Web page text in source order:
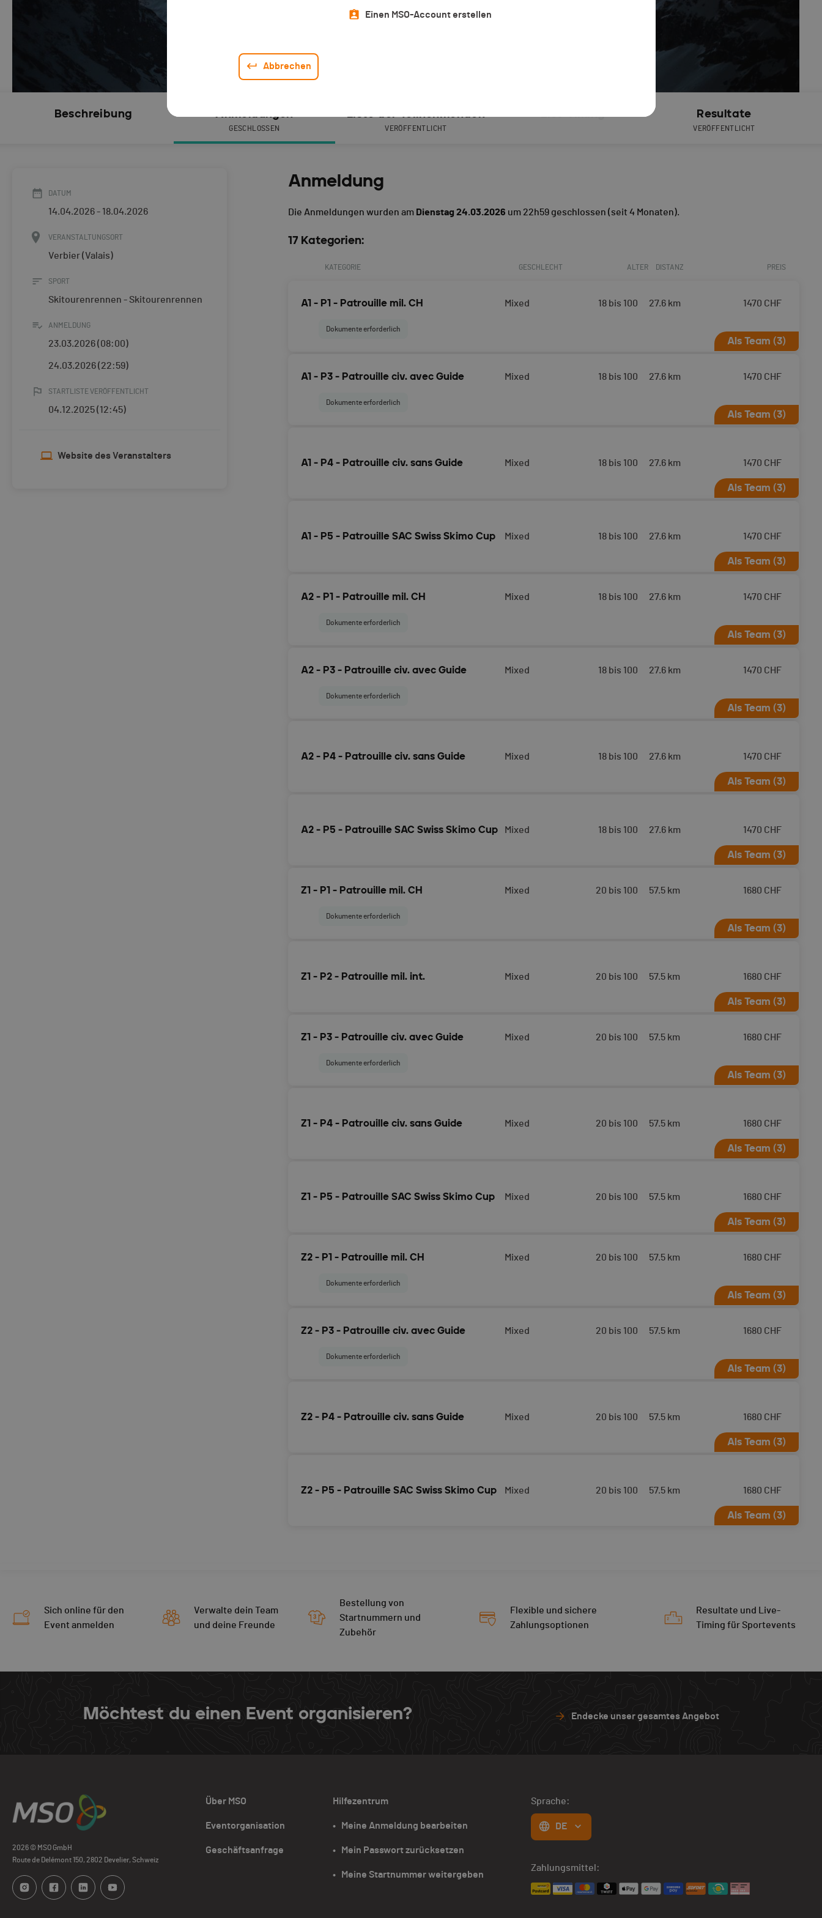
Einen MSO-Account erstellen
Abbrechen
Beschreibung Anmeldungen
GESCHLOSSEN
Liste der Teilnehmenden
VERÖFFENTLICHT
Live Timing Resultate
VERÖFFENTLICHT
DATUM
14.04.2026 - 18.04.2026
VERANSTALTUNGSORT
Verbier (Valais)
SPORT
Skitourenrennen - Skitourenrennen
ANMELDUNG
23.03.2026 (08:00)
24.03.2026 (22:59)
STARTLISTE VERÖFFENTLICHT
04.12.2025 (12:45)
Website des Veranstalters
Anmeldung
Die Anmeldungen wurden am Dienstag 24.03.2026 um 22h59 geschlossen (seit 4 Monaten).
17 Kategorien:
KATEGORIE GESCHLECHT ALTER DISTANZ PREIS
A1 - P1 - Patrouille mil. CH Mixed 18 bis 100 27.6 km 1470 CHF
Dokumente erforderlich
Als Team (3)
Anmeldung als Schweizer Militärpatrouille für das Rennen Arolla - Verbier mit geplantem
A1 - P3 - Patrouille civ. avec Guide Mixed 18 bis 100 27.6 km 1470 CHF
Dokumente erforderlich
Als Team (3)
Bergführer/in für das Rennen Arolla - Verbier mit geplantem Start am 15.04.2026
A1 - P4 - Patrouille civ. sans Guide Mixed 18 bis 100 27.6 km 1470 CHF
Als Team (3)
15.04.2026
A1 - P5 - Patrouille SAC Swiss Skimo Cup Mixed 18 bis 100 27.6 km 1470 CHF
Als Team (3)
Swiss Skimo Cup (cf. règlement)
A2 - P1 - Patrouille mil. CH Mixed 18 bis 100 27.6 km 1470 CHF
Dokumente erforderlich
Als Team (3)
Anmeldung als Schweizer Militärpatrouille für das Rennen Arolla - Verbier mit geplantem
A2 - P3 - Patrouille civ. avec Guide Mixed 18 bis 100 27.6 km 1470 CHF
Dokumente erforderlich
Als Team (3)
Bergführer/in für das Rennen Arolla - Verbier mit geplantem Start am 18.04.2026
A2 - P4 - Patrouille civ. sans Guide Mixed 18 bis 100 27.6 km 1470 CHF
Als Team (3)
18.04.2026
A2 - P5 - Patrouille SAC Swiss Skimo Cup Mixed 18 bis 100 27.6 km 1470 CHF
Als Team (3)
Swiss Skimo Cup (cf. règlement)
Z1 - P1 - Patrouille mil. CH Mixed 20 bis 100 57.5 km 1680 CHF
Dokumente erforderlich
Als Team (3)
geplantem Start am 14.04.2026
Z1 - P2 - Patrouille mil. int. Mixed 20 bis 100 57.5 km 1680 CHF
Als Team (3)
Anmeldung als internationale Militärpatrouille für das Rennen Zermatt - Verbier mit
Z1 - P3 - Patrouille civ. avec Guide Mixed 20 bis 100 57.5 km 1680 CHF
Dokumente erforderlich
Als Team (3)
Bergführer/in für das Rennen Zermatt - Verbier mit geplantem Start am 14.04.2026
Z1 - P4 - Patrouille civ. sans Guide Mixed 20 bis 100 57.5 km 1680 CHF
Als Team (3)
14.04.2026
Z1 - P5 - Patrouille SAC Swiss Skimo Cup Mixed 20 bis 100 57.5 km 1680 CHF
Als Team (3)
Swiss Skimo Cup (cf. règlement)
Z2 - P1 - Patrouille mil. CH Mixed 20 bis 100 57.5 km 1680 CHF
Dokumente erforderlich
Als Team (3)
Anmeldung als Schweizer Militärpatrouille für das Rennen Zermatt - Verbier mit
Z2 - P3 - Patrouille civ. avec Guide Mixed 20 bis 100 57.5 km 1680 CHF
Dokumente erforderlich
Als Team (3)
Bergführer/in für das Rennen Zermatt - Verbier mit geplantem Start am 17.04.2026
Z2 - P4 - Patrouille civ. sans Guide Mixed 20 bis 100 57.5 km 1680 CHF
Als Team (3)
17.04.2026
Z2 - P5 - Patrouille SAC Swiss Skimo Cup Mixed 20 bis 100 57.5 km 1680 CHF
Als Team (3)
Sich online für den
Event anmelden
Verwalte dein Team
und deine Freunde
Bestellung von
Startnummern und
Zubehör
Flexible und sichere
Zahlungsoptionen
Resultate und Live-
Timing für Sportevents
Möchtest du einen Event organisieren? Endecke unser gesamtes Angebot
2026 © MSO GmbH
Route de Delémont 150, 2802 Develier, Schweiz
Über MSO
Eventorganisation
Geschäftsanfrage
Hilfezentrum
•   Meine Anmeldung bearbeiten
•   Mein Passwort zurücksetzen
•   Meine Startnummer weitergeben
Sprache:
DE
Zahlungsmittel: